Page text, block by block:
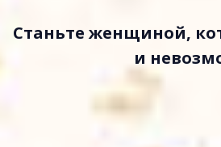
Станьте женщиной,
и